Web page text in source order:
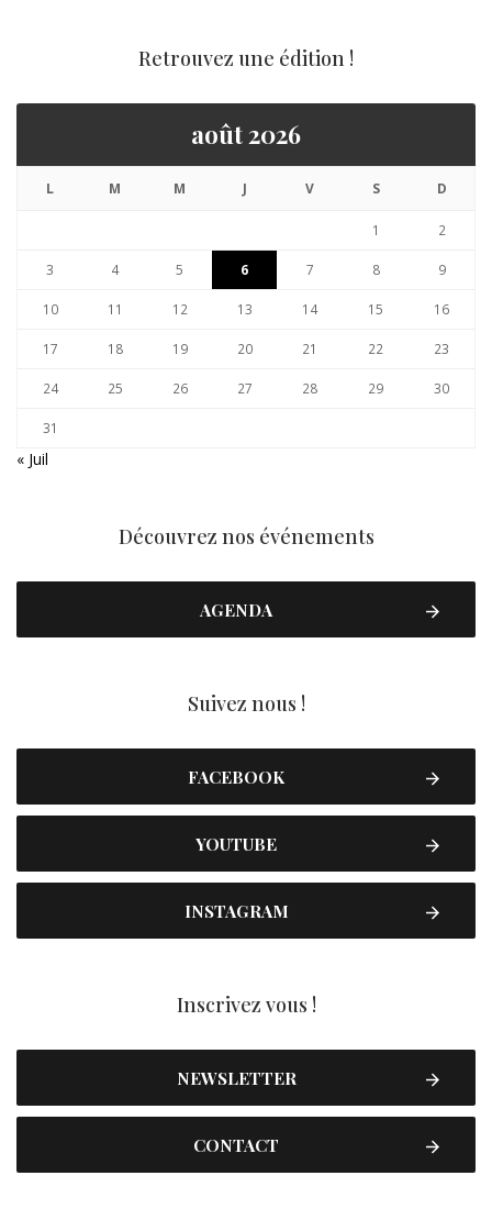
Retrouvez une édition !
août 2026
L M M J V S D
1 2
3 4 5 6 7 8 9
10 11 12 13 14 15 16
17 18 19 20 21 22 23
24 25 26 27 28 29 30
31
« Juil
Découvrez nos événements
AGENDA
Suivez nous !
FACEBOOK
YOUTUBE
INSTAGRAM
Inscrivez vous !
NEWSLETTER
CONTACT